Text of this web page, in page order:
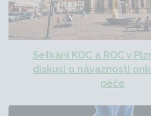
Setkání KOC a ROC v
diskusi o návaznosti
péče